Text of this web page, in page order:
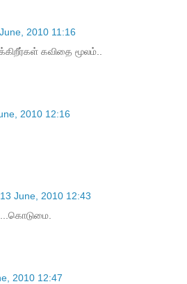
2010 11:16
கவிதை மூலம்..
2010 12:16
13 June, 2010 12:43
2010 12:47